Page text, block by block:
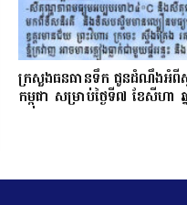
ក្រសួងធនធានទឹក ជូនដំណឹងអំពី
កម្ពុជា សម្រាប់ថ្ងៃទី៧ ខែសីហា